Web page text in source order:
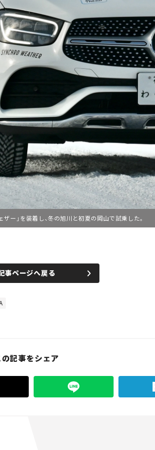
ー」を装着し、冬の旭川と初夏の岡山で試乗した。
事ページへ戻る
の記事をシェア